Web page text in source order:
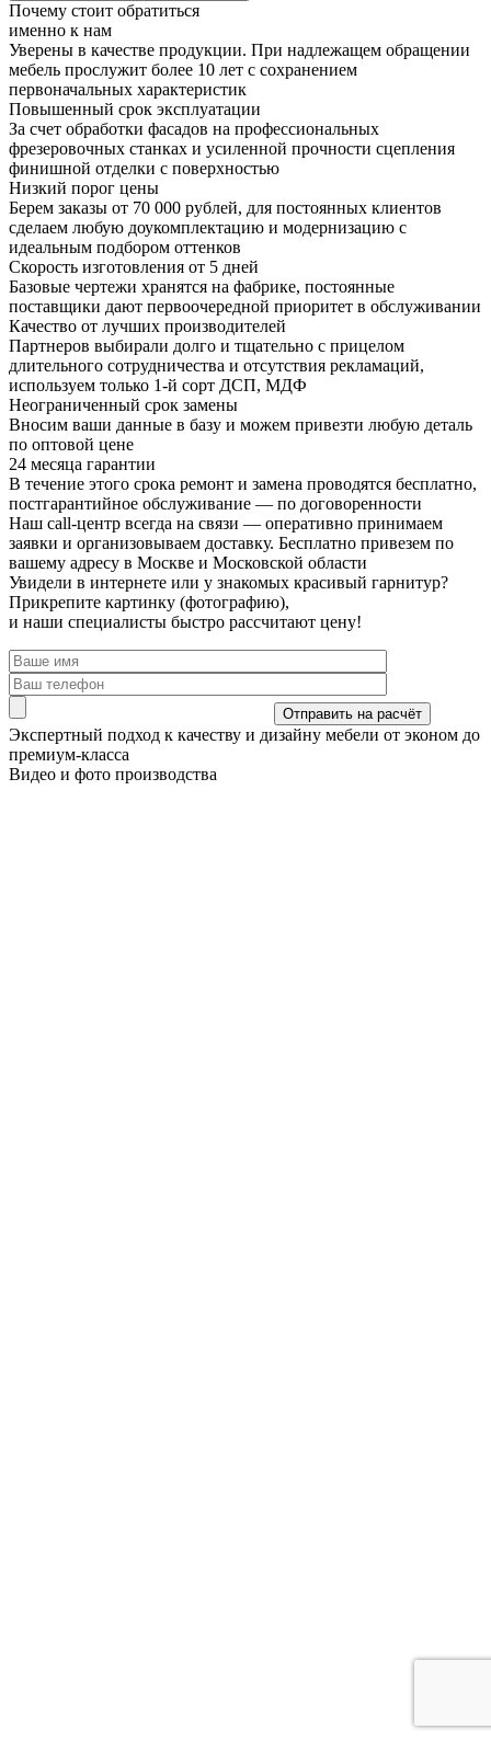
Почему стоит обратиться
именно к нам
Уверены в качестве продукции. При надлежащем обращении
мебель прослужит более 10 лет с сохранением
первоначальных характеристик
Повышенный срок эксплуатации
За счет обработки фасадов на профессиональных
фрезеровочных станках и усиленной прочности сцепления
финишной отделки с поверхностью
Низкий порог цены
Берем заказы от 70 000 рублей, для постоянных клиентов
сделаем любую доукомплектацию и модернизацию с
идеальным подбором оттенков
Скорость изготовления от 5 дней
Базовые чертежи хранятся на фабрике, постоянные
поставщики дают первоочередной приоритет в обслуживании
Качество от лучших производителей
Партнеров выбирали долго и тщательно с прицелом
длительного сотрудничества и отсутствия рекламаций,
используем только 1-й сорт ДСП, МДФ
Неограниченный срок замены
Вносим ваши данные в базу и можем привезти любую деталь
по оптовой цене
24 месяца гарантии
В течение этого срока ремонт и замена проводятся бесплатно,
постгарантийное обслуживание — по договоренности
Наш call-центр всегда на связи — оперативно принимаем
заявки и организовываем доставку. Бесплатно привезем по
вашему адресу в Москве и Московской области
Увидели в интернете или у знакомых красивый гарнитур?
Прикрепите картинку (фотографию),
и наши специалисты быстро рассчитают цену!
Экспертный подход к качеству и дизайну мебели от эконом до
премиум-класса
Видео и фото производства